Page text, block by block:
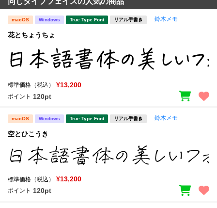
macOS Windows True Type Font リアル手書き 鈴木メモ
花とちょうちょ
標準価格（税込） ¥13,200
ポイント 120pt
macOS Windows True Type Font リアル手書き 鈴木メモ
空とひこうき
標準価格（税込） ¥13,200
ポイント 120pt